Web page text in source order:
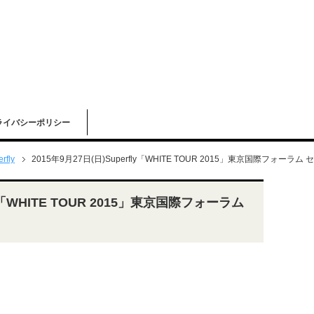
イバシーポリシー
2015年9月27日(日)Superfly「WHITE TOUR 2015」東京国際フォーラム
TOUR 2015」東京国際フォーラム